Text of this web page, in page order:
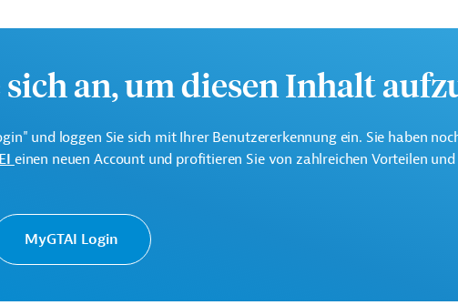
wichtigste multilaterale Finanzierungsinstitution für Projekte in der
hilfe Öl, Gas Projekte
an, um diesen Inhalt
und loggen Sie sich mit Ihrer Benutzererkennung ein. Sie haben
einen neuen Account und profitieren Sie von zahlreichen Vorteilen
MyGTAI Login